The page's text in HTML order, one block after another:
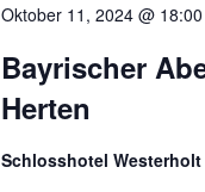
Oktober 11, 2024 @ 18:00
Bayrischer
Herten
Schlosshotel Westerholt